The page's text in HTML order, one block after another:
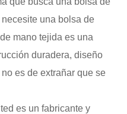
una bolsa de
mano tejida es una
duradera, diseño
es de extrañar que se
es un fabricante y